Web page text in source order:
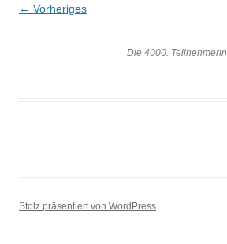
← Vorheriges
Die 4000. Teilnehmerin
Stolz präsentiert von WordPress